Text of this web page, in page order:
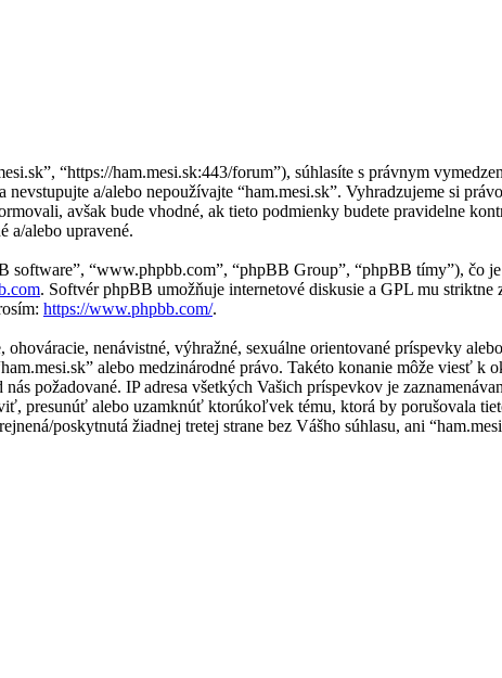
“https://ham.mesi.sk:443/forum”), súhlasíte s právnym
a/alebo nepoužívajte “ham.mesi.sk”. Vyhradzujeme si
avšak bude vhodné, ak tieto podmienky budete pravidelne
a/alebo upravené.
software”, “www.phpbb.com”, “phpBB Group”, “phpBB tímy”), čo
. Softvér phpBB umožňuje internetové diskusie a GPL mu
https://www.phpbb.com/.
ohováracie, nenávistné, výhražné, sexuálne orientované príspevky
alebo medzinárodné právo. Takéto konanie môže viesť k
požadované. IP adresa všetkých Vašich príspevkov je
presunúť alebo uzamknúť ktorúkoľvek tému, ktorá by porušovala
poskytnutá žiadnej tretej strane bez Vášho súhlasu, ani